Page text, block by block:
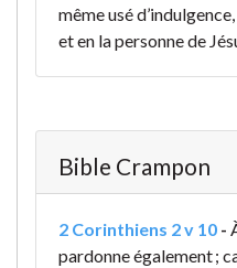
même usé
et en la personne de
Bible Crampon
2 Corinthiens 2 v 10 -
pardonne également ;